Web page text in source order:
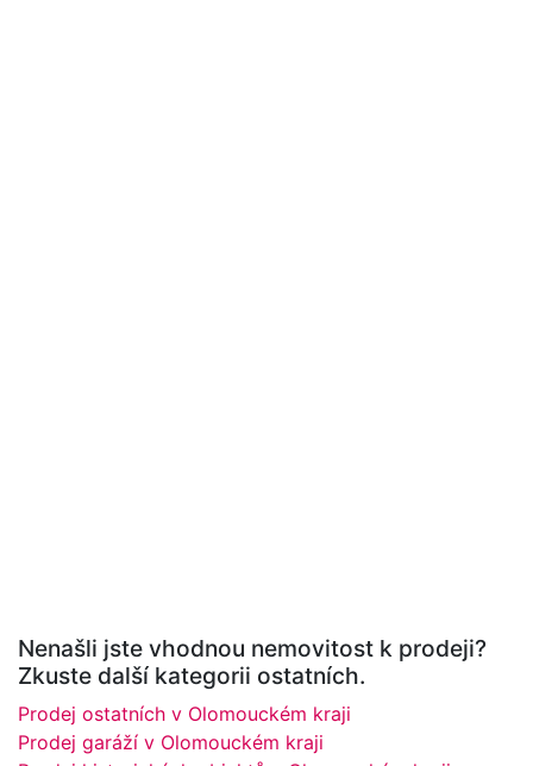
Nenašli jste vhodnou nemovitost k prodeji?
Zkuste další kategorii ostatních.
Prodej ostatních v Olomouckém kraji
Prodej garáží v Olomouckém kraji